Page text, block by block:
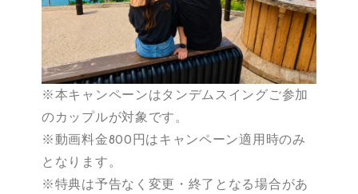
※本キャンペーンはタンデムスイングご参加
のカップルが対象です。
※動画料金800円はキャンペーン適用時のみ
となります。
※特典は予告なく変更・終了となる場合があ